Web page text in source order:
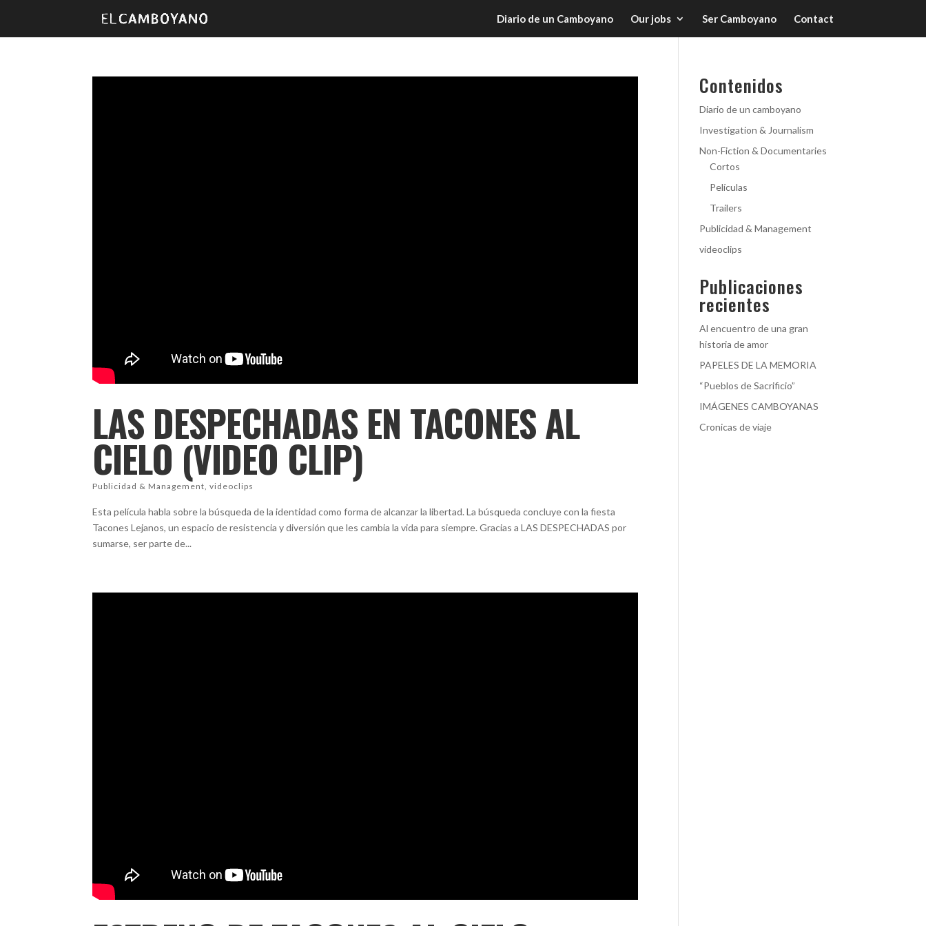
Diario de un Camboyano Our jobs Ser Camboyano Contact
LAS DESPECHADAS EN TACONES AL
CIELO (VIDEO CLIP)
Publicidad & Management ,videoclips
Esta película habla sobre la búsqueda de la identidad como forma de alcanzar la libertad. La búsqueda concluye con la fiesta
Tacones Lejanos, un espacio de resistencia y diversión que les cambia la vida para siempre. Gracias a LAS DESPECHADAS por
sumarse, ser parte de...
Contenidos
Diario de un camboyano
Investigation & Journalism
Non-Fiction & Documentaries
Cortos
Películas
Trailers
Publicidad & Management
videoclips
Publicaciones
recientes
Al encuentro de una gran
historia de amor
PAPELES DE LA MEMORIA
“Pueblos de Sacrificio”
IMÁGENES CAMBOYANAS
Cronicas de viaje